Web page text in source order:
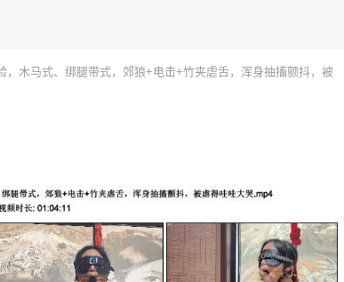
，木马式、绑腿带式，郊狼+电击+竹夹虐舌，浑身抽搐颤抖，被